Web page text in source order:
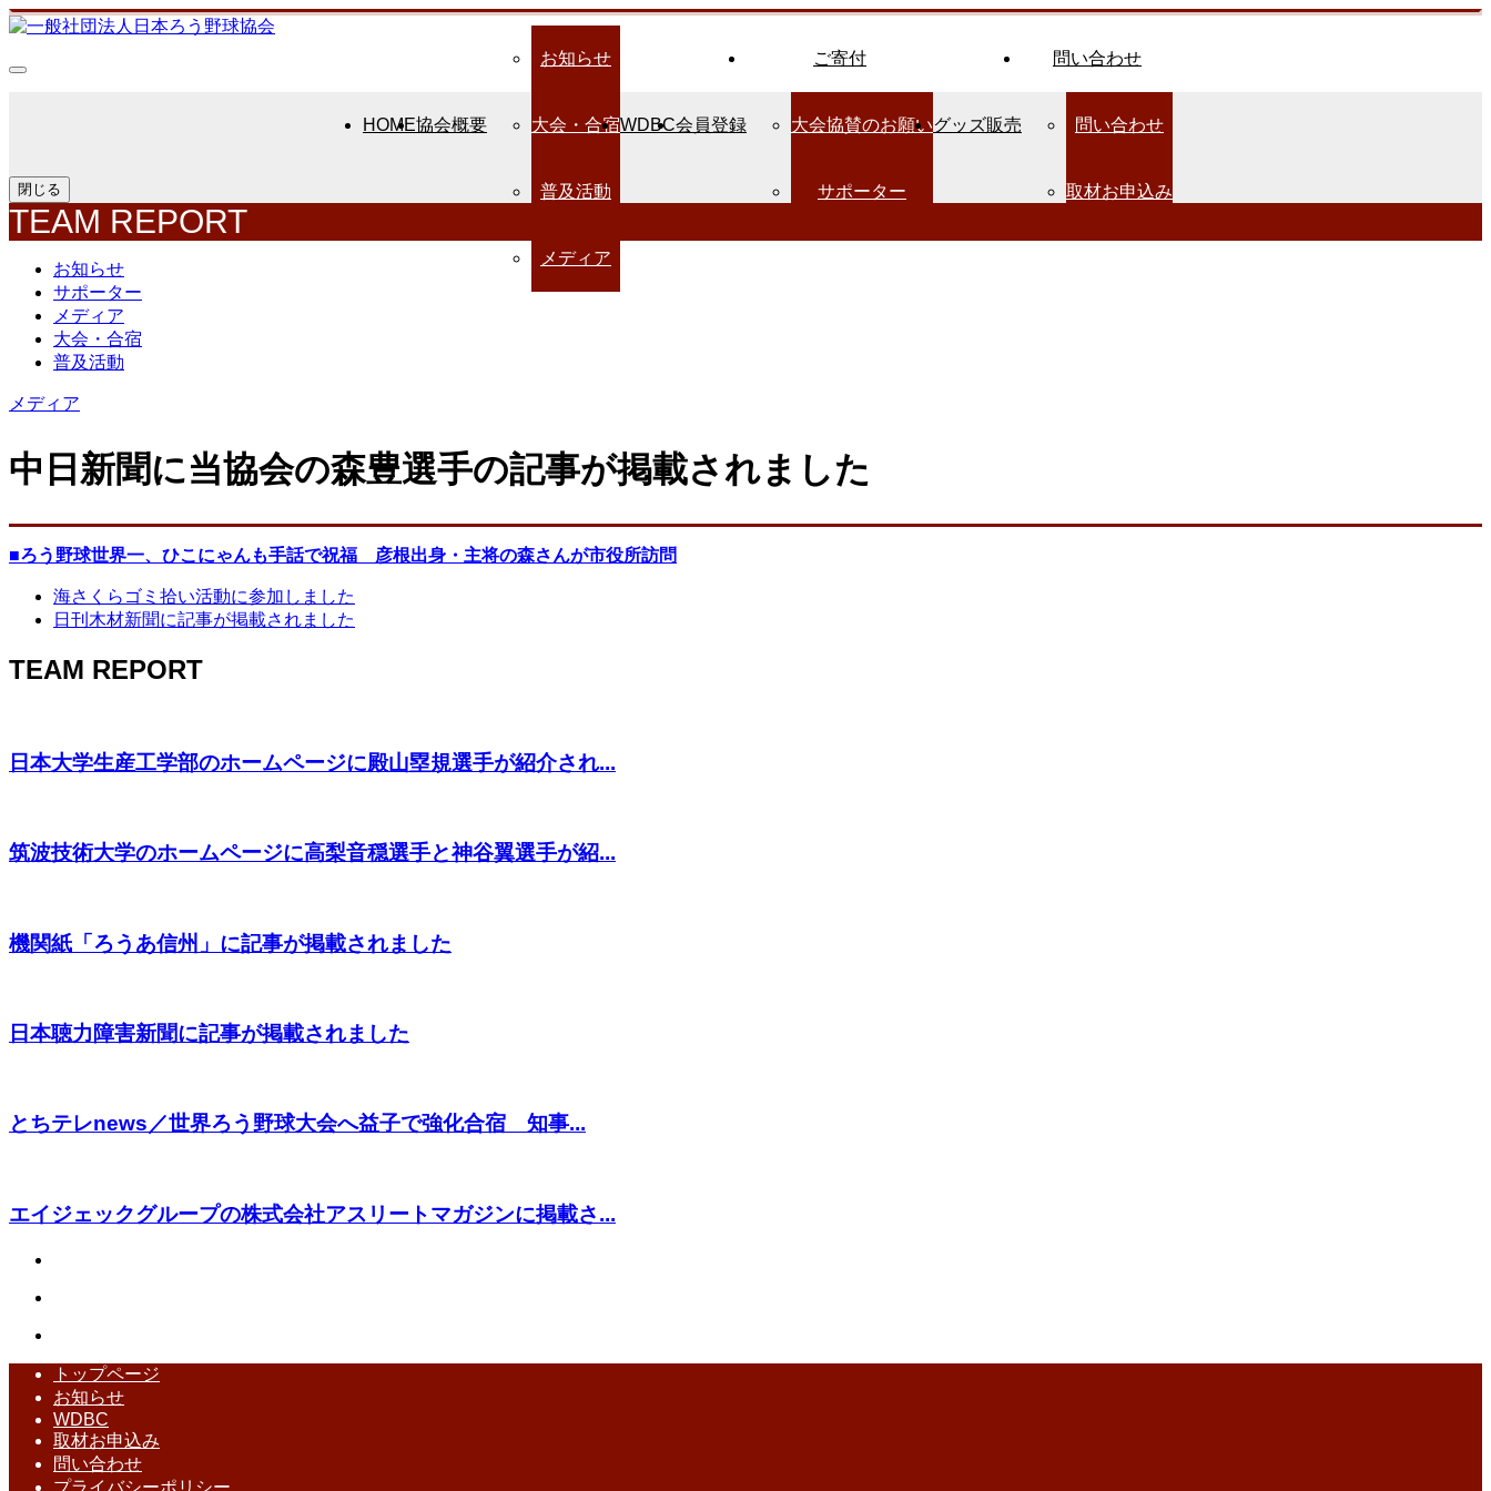
HOME協会概要
お知らせ
大会・合宿
普及活動
メディア
WDBC会員登録
ご寄付
大会協賛のお願い
サポーター
グッズ販売
問い合わせ
問い合わせ
取材お申込み
閉じる
TEAM REPORT
お知らせ
サポーター
メディア
大会・合宿
普及活動
メディア
中日新聞に当協会の森豊選手の記事が掲載されました
■ろう野球世界一、ひこにゃんも手話で祝福 彦根出身・主将の森さんが市役所訪問
海さくらゴミ拾い活動に参加しました
日刊木材新聞に記事が掲載されました
TEAM REPORT
日本大学生産工学部のホームページに殿山塁規選手が紹介され...
筑波技術大学のホームページに高梨音穏選手と神谷翼選手が紹...
機関紙「ろうあ信州」に記事が掲載されました
日本聴力障害新聞に記事が掲載されました
とちテレnews／世界ろう野球大会へ益子で強化合宿 知事...
エイジェックグループの株式会社アスリートマガジンに掲載さ...
トップページ
お知らせ
WDBC
取材お申込み
問い合わせ
プライバシーポリシー